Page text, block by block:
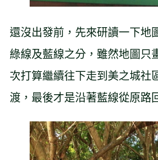
還沒出發前，先來研讀一下地
綠線及藍線之分，雖然地圖只
次打算繼續往下走到美之城社
渡，最後才是沿著藍線從原路